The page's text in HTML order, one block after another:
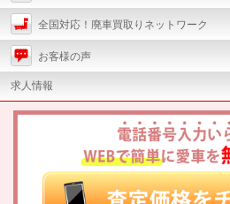
全国対応！廃車買取りネットワーク
お客様の声
求人情報